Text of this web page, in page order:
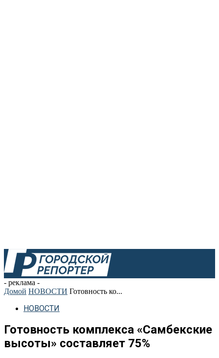
- реклама -
Домой НОВОСТИ Готовность ко...
НОВОСТИ
Готовность комплекса «Самбекские
высоты» составляет 75%